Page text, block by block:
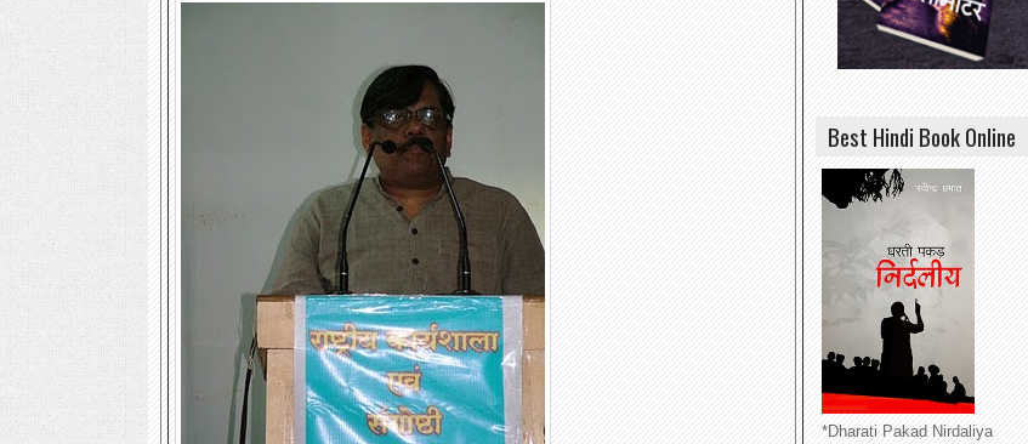
Best Hindi Book Online
*Dharati Pakad Nirdaliya